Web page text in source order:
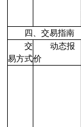
四、交易指南
交
易方式
动态报
价